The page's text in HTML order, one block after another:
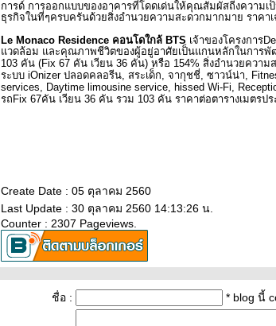
การด์ การออกแบบของอาคารที่โดดเด่นให้คุณสัมผัสถีงความเ
ธุรกิจในที่ๆครบครันด้วยสิ่งอำนวยความสะดวกมากมาย ราคา
Le Monaco Residence คอนโดใกล้ BTS เจ้าของโครงการ
วดล้อม และคุณภาพชีวิตของผู้อยู่อาศัยเป็นแกนหลักในการพั
103 คัน (Fix 67 คัน เวียน 36 คัน) หรือ 154% สิ่งอำนวยความ
ระบบ iOnizer ปลอดคลอรีน สระเด็ก จากุชชี่ ซาวน์น่า ,
services, Daytime limousine service, hissed Wi-Fi,
รถ Fix 67คัน เวียน 36 คัน รวม 103 คัน ราคาต่อตารางเมตรป
Create Date : 05 ตุลาคม 2560
Last Update : 30 ตุลาคม 2560 14:13:26 น.
Counter : 2307 Pageviews.
ชื่อ : * blog นี้